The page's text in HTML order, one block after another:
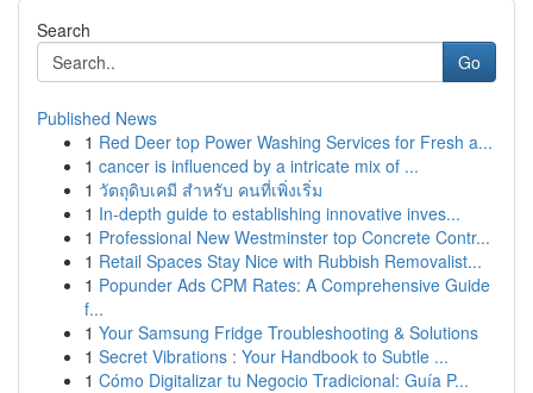
Search
Go
Published News
1 Red Deer top Power Washing Services for Fresh a...
1 cancer is influenced by a intricate mix of ...
1 วัตถุดิบเคมี สำหรับ คนที่เพิ่งเริ่ม
1 In-depth guide to establishing innovative inves...
1 Professional New Westminster top Concrete Contr...
1 Retail Spaces Stay Nice with Rubbish Removalist...
1 Popunder Ads CPM Rates: A Comprehensive Guide
f...
1 Your Samsung Fridge Troubleshooting & Solutions
1 Secret Vibrations : Your Handbook to Subtle ...
1 Cómo Digitalizar tu Negocio Tradicional: Guía P...